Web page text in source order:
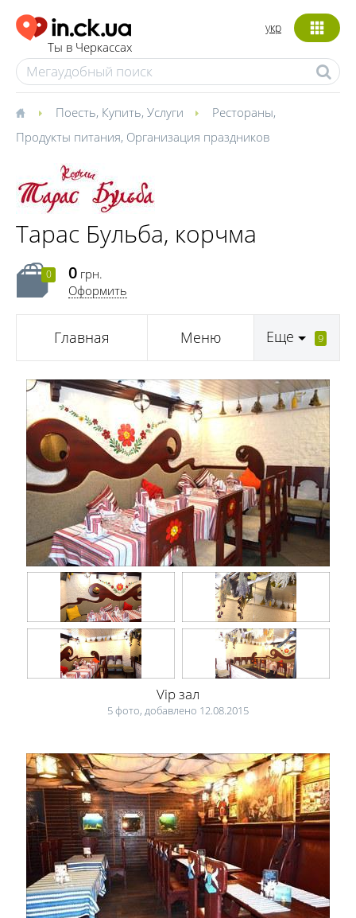
Ты в Черкассах
укр
Поесть, Купить, Услуги Рестораны,
Продукты питания, Организация праздников
Тарас Бульба, корчма
0 0 грн.
Оформить
Главная Меню Еще 9
Vip зал
5 фото, добавлено 12.08.2015